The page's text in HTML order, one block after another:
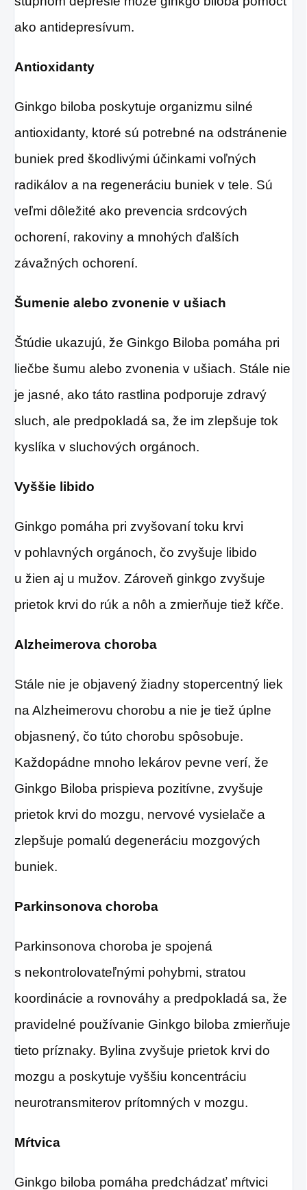
ako antidepresívum.
Antioxidanty
Ginkgo biloba poskytuje organizmu silné
antioxidanty, ktoré sú potrebné na odstránenie
buniek pred škodlivými účinkami voľných
radikálov a na regeneráciu buniek v tele. Sú
veľmi dôležité ako prevencia srdcových
ochorení, rakoviny a mnohých ďalších
závažných ochorení.
Šumenie alebo zvonenie v ušiach
Štúdie ukazujú, že Ginkgo Biloba pomáha pri
liečbe šumu alebo zvonenia v ušiach. Stále nie
je jasné, ako táto rastlina podporuje zdravý
sluch, ale predpokladá sa, že im zlepšuje tok
kyslíka v sluchových orgánoch.
Vyššie libido
Ginkgo pomáha pri zvyšovaní toku krvi
v pohlavných orgánoch, čo zvyšuje libido
u žien aj u mužov. Zároveň ginkgo zvyšuje
prietok krvi do rúk a nôh a zmierňuje tiež kŕče.
Alzheimerova choroba
Stále nie je objavený žiadny stopercentný liek
na Alzheimerovu chorobu a nie je tiež úplne
objasnený, čo túto chorobu spôsobuje.
Každopádne mnoho lekárov pevne verí, že
Ginkgo Biloba prispieva pozitívne, zvyšuje
prietok krvi do mozgu, nervové vysielače a
zlepšuje pomalú degeneráciu mozgových
buniek.
Parkinsonova choroba
Parkinsonova choroba je spojená
s nekontrolovateľnými pohybmi, stratou
koordinácie a rovnováhy a predpokladá sa, že
pravidelné používanie Ginkgo biloba zmierňuje
tieto príznaky. Bylina zvyšuje prietok krvi do
mozgu a poskytuje vyššiu koncentráciu
neurotransmiterov prítomných v mozgu.
Mŕtvica
Ginkgo biloba pomáha predchádzať mŕtvici